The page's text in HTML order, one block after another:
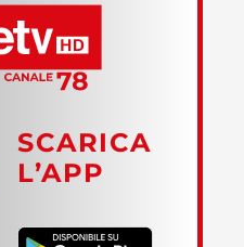
SCARICA
L’APP